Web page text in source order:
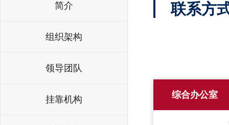
简介
组织架构
领导团队
挂靠机构
联系方
综合办公室